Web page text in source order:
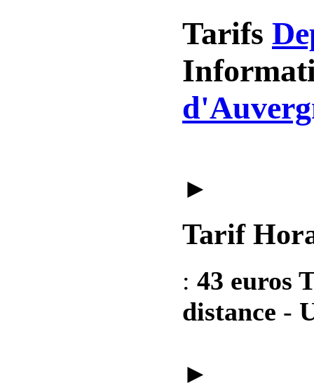
Tarifs
►
Tarif
: 43 euros
distance -
►